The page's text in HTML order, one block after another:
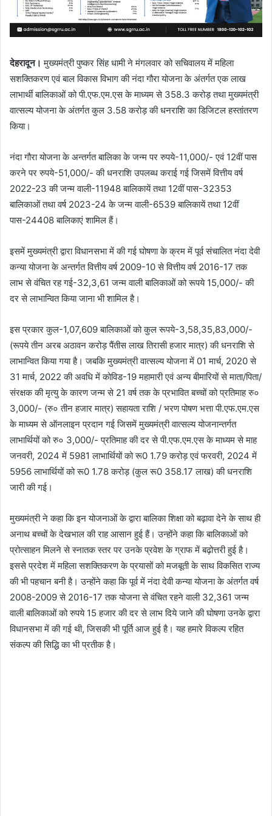
देहरादून। मुख्यमंत्री पुष्कर सिंह धामी ने मंगलवार को सचिवालय में महिला
सशक्तिकरण एवं बाल विकास विभाग की नंदा गौरा योजना के अंतर्गत एक लाख
लाभार्थी बालिकाओं को पी.एफ.एम.एस के माध्यम से 358.3 करोड़ तथा मुख्यमंत्री
वात्सल्य योजना के अंतर्गत कुल 3.58 करोड़ की धनराशि का डिजिटल हस्तांतरण
किया।
नंदा गौरा योजना के अन्तर्गत बालिका के जन्म पर रुपये-11,000/- एवं 12वीं पास
करने पर रुपये-51,000/- की धनराशि उपलब्ध कराई गई जिसमें वित्तीय वर्ष
2022-23 की जन्म वाली-11948 बालिकायें तथा 12वीं पास-32353
बालिकाओं तथा वर्ष 2023-24 के जन्म वाली-6539 बालिकायें तथा 12वीं
पास-24408 बालिकाएं शामिल हैं।
इसमें मुख्यमंत्री द्वारा विधानसभा में की गई घोषणा के क्रम में पूर्व संचालित नंदा देवी
कन्या योजना के अन्तर्गत वित्तीय वर्ष 2009-10 से वित्तीय वर्ष 2016-17 तक
लाभ से वंचित रह गई-32,3,61 जन्म वाली बालिकाओं को रूपये 15,000/- की
दर से लाभान्वित किया जाना भी शामिल है।
इस प्रकार कुल-1,07,609 बालिकाओं को कुल रूपये-3,58,35,83,000/-
(रूपये तीन अरब अठावन करोड़ पैंतीस लाख तिरासी हजार मात्र) की धनराशि से
लाभान्वित किया गया है। जबकि मुख्यमंत्री वात्सल्य योजना में 01 मार्च, 2020 से
31 मार्च, 2022 की अवधि में कोविड-19 महामारी एवं अन्य बीमारियों से माता/पिता/
संरक्षक की मृत्यु के कारण जन्म से 21 वर्ष तक के प्रभावित बच्चों को प्रतिमाह रु०
3,000/- (रु० तीन हजार मात्र) सहायता राशि / भरण पोषण भत्ता पी.एफ.एम.एस
के माध्यम से ऑनलाइन प्रदान गई जिसमें मुख्यमंत्री वात्सल्य योजनान्तर्गत
लाभार्थियों को रु० 3,000/- प्रतिमाह की दर से पी.एफ.एम.एस के माध्यम से माह
जनवरी, 2024 में 5981 लाभार्थियों को रू0 1.79 करोड़ एवं फरवरी, 2024 में
5956 लाभार्थियों को रू0 1.78 करोड़ (कुल रू0 358.17 लाख) की धनराशि
जारी की गई।
मुख्यमंत्री ने कहा कि इन योजनाओं के द्वारा बालिका शिक्षा को बढ़ावा देने के साथ ही
अनाथ बच्चों के देखभाल की राह आसान हुई हैं। उन्होंने कहा कि बालिकाओं को
प्रोत्साहन मिलने से स्नातक स्तर पर उनके प्रवेश के ग्राफ में बढ़ोत्तरी हुई है।
इससे प्रदेश में महिला सशक्तिकरण के प्रयासों को मजबूती के साथ विकसित राज्य
की भी पहचान बनी है। उन्होंने कहा कि पूर्व में नंदा देवी कन्या योजना के अंतर्गत वर्ष
2008-2009 से 2016-17 तक योजना से वंचित रहने वाली 32,361 जन्म
वाली बालिकाओं को रुपये 15 हजार की दर से लाभ दिये जाने की घोषणा उनके द्वारा
विधानसभा में की गई थी, जिसकी भी पूर्ति आज हुई है। यह हमारे विकल्प रहित
संकल्प की सिद्धि का भी प्रतीक है।